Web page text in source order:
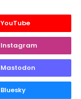
YouTube
Instagram
Mastodon
Bluesky